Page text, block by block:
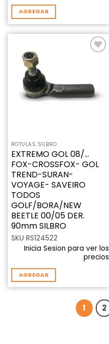
AGREGAR
ROTULAS SILBRO
EXTREMO GOL 08/…
FOX-CROSSFOX- GOL
TREND-SURAN-
VOYAGE- SAVEIRO
TODOS
GOLF/BORA/NEW
BEETLE 00/05 DER.
90mm SILBRO
SKU RS124522
Inicia Sesion para ver los
precios
AGREGAR
1 2